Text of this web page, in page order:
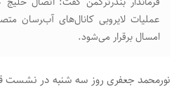
عملیات لایروبی کانال‌های آب‌‍رسان
امسال برقرار می‌شود.
نورمحمد جعفری روز سه شنبه در نشست